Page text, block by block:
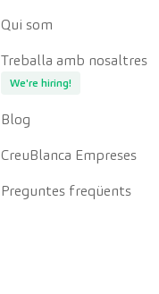
Qui som
Treballa amb nosaltres
We're hiring!
Blog
CreuBlanca Empreses
Preguntes freqüents